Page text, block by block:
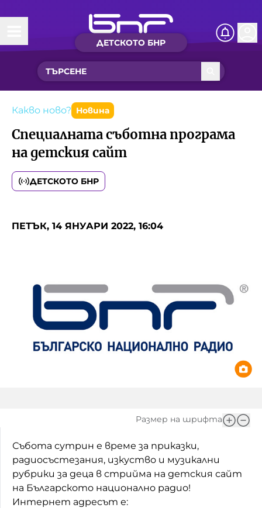
ДЕТСКОТО БНР
Начало
Какво ново?
Рубрики с вълшебства
Детско радио
Чуйте
Новините на детски език
Приказки
История на изкуството
Музикална кутийка
Къщата
Златната ябълка
Непознатите думи
Кои сме ние?
Какво ново? Новина
Специалната съботна програма
на детския сайт
ДЕТСКОТО БНР
ПЕТЪК, 14 ЯНУАРИ 2022, 16:04
Размер на шрифта
Събота сутрин е време за приказки,
радиосъстезания, изкуство и музикални
рубрики за деца в стрийма на детския сайт
на Българското национално радио!
Интернет адресът е: